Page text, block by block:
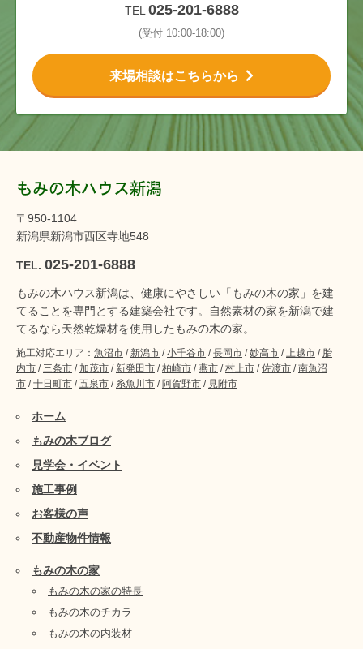
TEL 025-201-6888
(受付 10:00-18:00)
来場相談はこちらから
もみの木ハウス新潟
〒950-1104
新潟県新潟市西区寺地548
TEL. 025-201-6888
もみの木ハウス新潟は、健康にやさしい「もみの木の家」を建
てることを専門とする建築会社です。自然素材の家を新潟で建
てるなら天然乾燥材を使用したもみの木の家。
施工対応エリア： 魚沼市 / 新潟市 /小千谷市 /長岡市 /妙高市 / 上越市 / 胎
内市 / 三条市 /加茂市 / 新発田市 /柏崎市 /燕市 /村上市 /佐渡市 /南魚沼
市 /十日町市 /五泉市 / 糸魚川市 /阿賀野市 / 見附市
ホーム
もみの木ブログ
見学会・イベント
施工事例
お客様の声
不動産物件情報
もみの木の家
もみの木の家の特長
もみの木のチカラ
もみの木の内装材